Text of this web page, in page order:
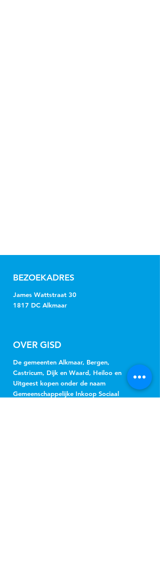
BEZOEKADRES
James Wattstraat 30
1817 DC Alkmaar
OVER GISD
De gemeenten Alkmaar, Bergen,
Castricum, Dijk en Waard, Heiloo en
Uitgeest kopen onder de naam
Gemeenschappelijke Inkoop Sociaal